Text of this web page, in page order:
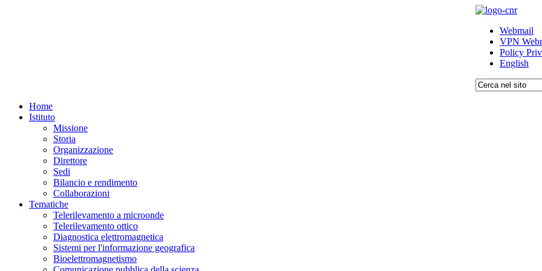
Webmail
VPN
Policy
English
Home
Istituto
Missione
Storia
Organizzazione
Direttore
Sedi
Bilancio e rendimento
Collaborazioni
Tematiche
Telerilevamento a microonde
Telerilevamento ottico
Diagnostica elettromagnetica
Sistemi per l'informazione geografica
Bioelettromagnetismo